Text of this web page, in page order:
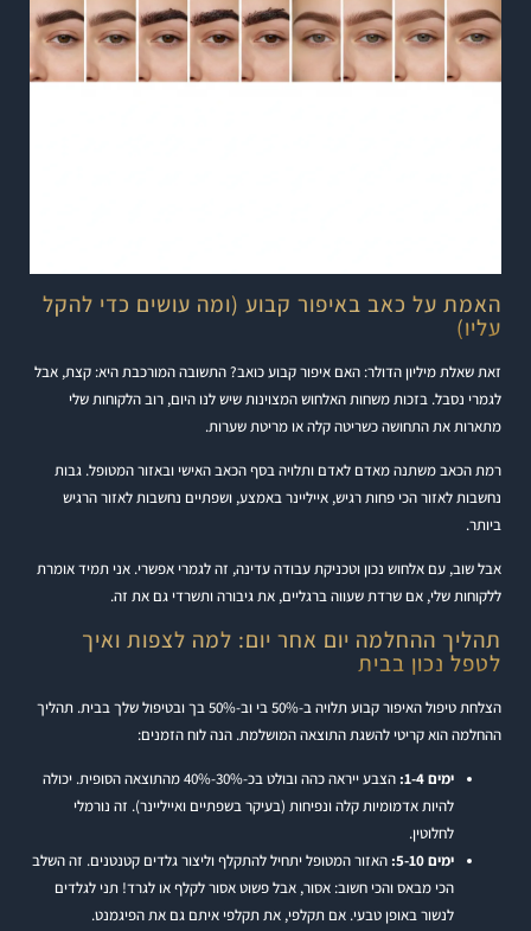
האמת על כאב באיפור קבוע (ומה עושים כדי להקל
עליו)
זאת שאלת מיליון הדולר: האם איפור קבוע כואב? התשובה המורכבת היא: קצת, אבל
לגמרי נסבל. בזכות משחות האלחוש המצוינות שיש לנו היום, רוב הלקוחות שלי
מתארות את התחושה כשריטה קלה או מריטת שערות.
רמת הכאב משתנה מאדם לאדם ותלויה בסף הכאב האישי ובאזור המטופל. גבות
נחשבות לאזור הכי פחות רגיש, אייליינר באמצע, ושפתיים נחשבות לאזור הרגיש
ביותר.
אבל שוב, עם אלחוש נכון וטכניקת עבודה עדינה, זה לגמרי אפשרי. אני תמיד אומרת
ללקוחות שלי, אם שרדת שעווה ברגליים, את גיבורה ותשרדי גם את זה.
תהליך ההחלמה יום אחר יום: למה לצפות ואיך
לטפל נכון בבית
הצלחת טיפול האיפור קבוע תלויה ב-50% בי וב-50% בך ובטיפול שלך בבית. תהליך
ההחלמה הוא קריטי להשגת התוצאה המושלמת. הנה לוח הזמנים:
ימים 1-4:
הצבע ייראה כהה ובולט בכ-30%-40% מהתוצאה הסופית. יכולה
להיות אדמומיות קלה ונפיחות (בעיקר בשפתיים ואייליינר). זה נורמלי
לחלוטין.
ימים 5-10:
האזור המטופל יתחיל להתקלף וליצור גלדים קטנטנים. זה השלב
הכי מבאס והכי חשוב: אסור, אבל פשוט אסור לקלף או לגרד! תני לגלדים
לנשור באופן טבעי. אם תקלפי, את תקלפי איתם גם את הפיגמנט.